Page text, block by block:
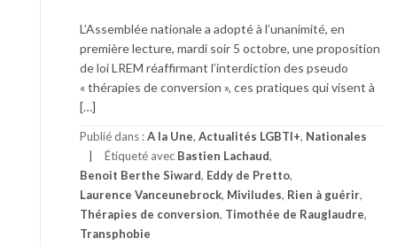
L’Assemblée nationale a adopté à l’unanimité, en
première lecture, mardi soir 5 octobre, une proposition
de loi LREM réaffirmant l’interdiction des pseudo
« thérapies de conversion », ces pratiques qui visent à
[…]
Publié dans :A la Une, Actualités LGBTI+, Nationales
Étiqueté avec Bastien Lachaud,
Benoit Berthe Siward, Eddy de Pretto,
Laurence Vanceunebrock, Miviludes, Rien à guérir,
Thérapies de conversion, Timothée de Rauglaudre,
Transphobie